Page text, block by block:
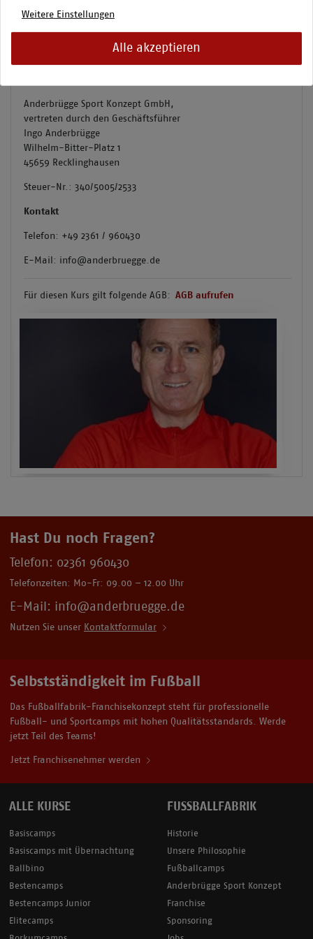
Veranstalter und Vertragspartner ist:
Anderbrügge Sport Konzept GmbH,
vertreten durch den Geschäftsführer
Ingo Anderbrügge
Wilhelm-Bitter-Platz 1
45659 Recklinghausen
Steuer-Nr.: 340/5005/2533
Kontakt
Telefon: +49 2361 / 960430
E-Mail: info@anderbruegge.de
Für diesen Kurs gilt folgende AGB: AGB aufrufen
Hast Du noch Fragen?
Telefon: 02361 960430
Telefonzeiten: Mo-Fr: 09.00 – 12.00 Uhr
E-Mail: info@anderbruegge.de
Nutzen Sie unser Kontaktformular
Selbstständigkeit im Fußball
Das Fußballfabrik-Franchisekonzept steht für professionelle
Fußball- und Sportcamps mit hohen Qualitätsstandards. Werde
jetzt Teil des Teams!
Jetzt Franchisenehmer werden
ALLE KURSE
Basiscamps
Basiscamps mit Übernachtung
Ballbino
Bestencamps
Bestencamps Junior
Elitecamps
FUSSBALLFABRIK
Historie
Unsere Philosophie
Fußballcamps
Anderbrügge Sport Konzept
Franchise
Sponsoring
Weitere Einstellungen
Alle akzeptieren